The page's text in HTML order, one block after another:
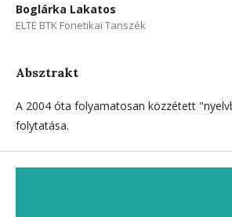
Boglárka Lakatos
ELTE BTK Fonetikai Tanszék
Absztrakt
A 2004 óta folyamatosan közzétett
folytatása.